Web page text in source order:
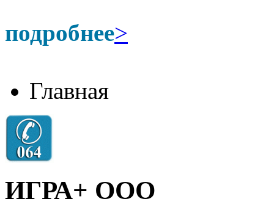
подробнее>
Главная
ИГРА+ ООО